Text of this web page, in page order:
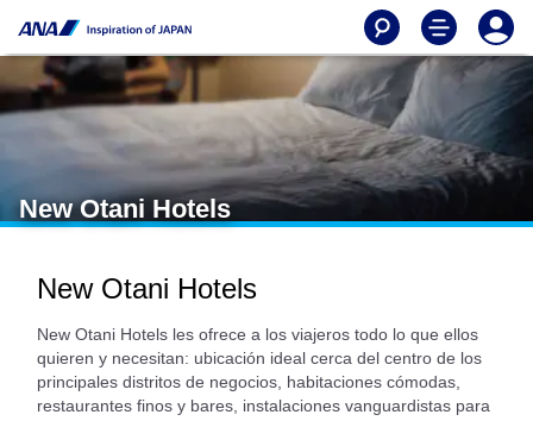
New Otani Hotels
New Otani Hotels
New Otani Hotels les ofrece a los viajeros todo lo que ellos
quieren y necesitan: ubicación ideal cerca del centro de los
principales distritos de negocios, habitaciones cómodas,
restaurantes finos y bares, instalaciones vanguardistas para